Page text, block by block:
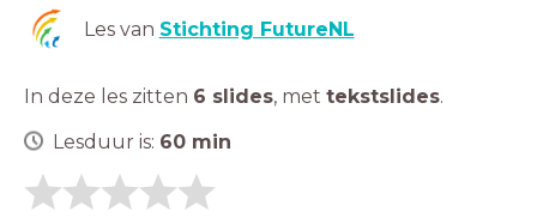
Les van Stichting FutureNL
In deze les zitten 6 slides, met tekstslides.
Lesduur is: 60 min